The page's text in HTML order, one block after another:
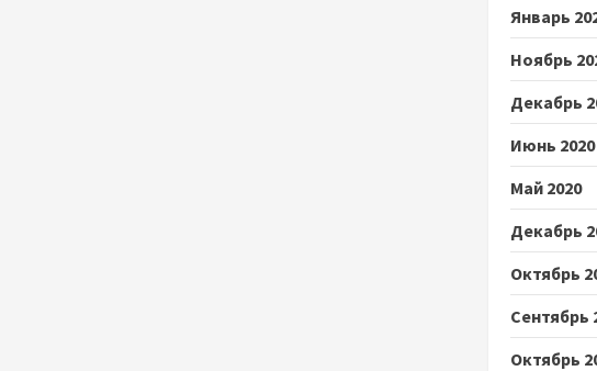
Январь
Ноябрь
Декабрь
Июнь 2020
Май 2020
Декабрь
Октябрь
Сентябрь
Октябрь